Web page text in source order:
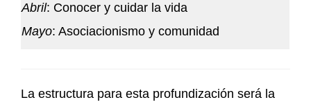
Abril: Conocer y cuidar la vida
Mayo: Asociacionismo y comunidad
La estructura para esta profundización será la